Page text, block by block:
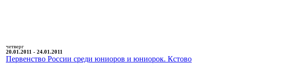
четверг
20.01.2011 - 24.01.2011
Первенство России среди юниоров и юниорок. Кстово